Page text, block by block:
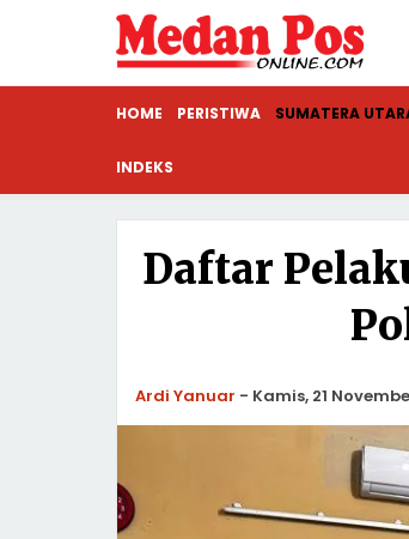
HOME PERISTIWA SUMATERA
INDEKS
Daftar
Ardi Yanuar - Kamis, 21